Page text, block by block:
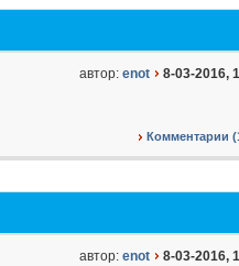
автор: enot 8-03-2016,
Комментарии
автор: enot 8-03-2016,